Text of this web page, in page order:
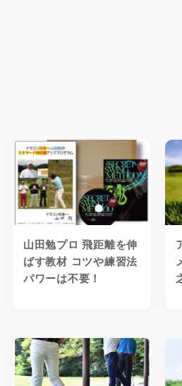
山田勉プロ 飛距離を伸
ばす教材 コツや練習法
パワーは不要！